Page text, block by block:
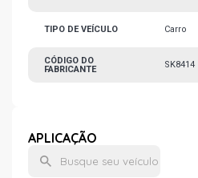
TIPO DE VEÍCULO Carro
CÓDIGO DO
FABRICANTE
SK8414
APLICAÇÃO